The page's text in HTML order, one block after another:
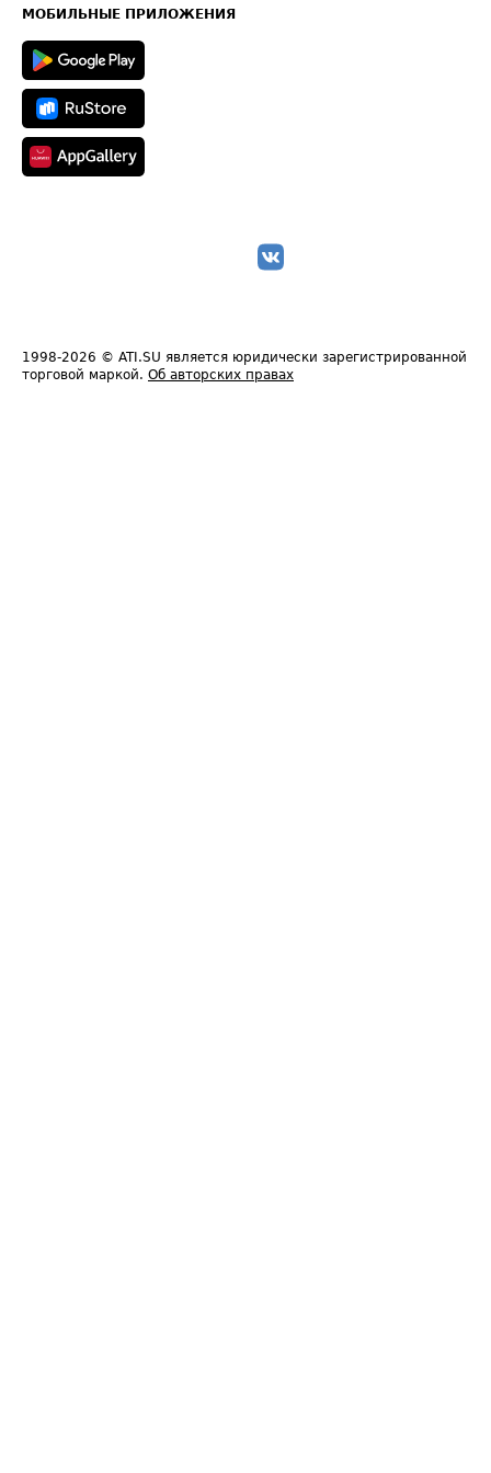
Техническая информация
МОБИЛЬНЫЕ ПРИЛОЖЕНИЯ
1998-2026 © ATI.SU является юридически зарегистрированной
торговой маркой. Об авторских правах